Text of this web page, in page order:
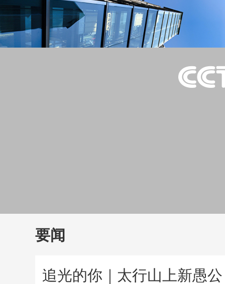
体育 直播 竞猜 2026年世界杯
VIP会员 CCTV奥林匹克频道 生活体育大会
云顶对话 云
要闻
追光的你｜太行山上新愚公